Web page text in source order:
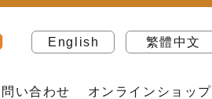
English 繁體中文
い合わせ オンラインショップ